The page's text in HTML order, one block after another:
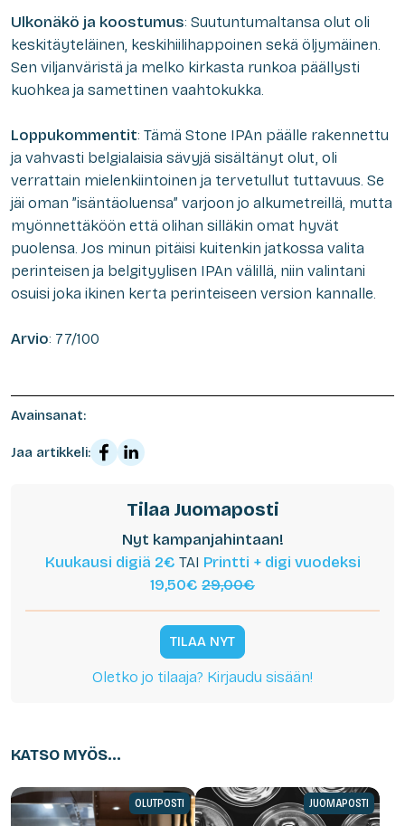
Ulkonäkö ja koostumus: Suutuntumaltansa olut oli
keskitäyteläinen, keskihiilihappoinen sekä öljymäinen.
Sen viljanväristä ja melko kirkasta runkoa päällysti
kuohkea ja samettinen vaahtokukka.
Loppukommentit: Tämä Stone IPAn päälle rakennettu
ja vahvasti belgialaisia sävyjä sisältänyt olut, oli
verrattain mielenkiintoinen ja tervetullut tuttavuus. Se
jäi oman ”isäntäoluensa” varjoon jo alkumetreillä, mutta
myönnettäköön että olihan silläkin omat hyvät
puolensa. Jos minun pitäisi kuitenkin jatkossa valita
perinteisen ja belgityylisen IPAn välillä, niin valintani
osuisi joka ikinen kerta perinteiseen version kannalle.
Arvio: 77/100
Avainsanat:
Jaa artikkeli:
Tilaa Juomaposti
Nyt kampanjahintaan!
Kuukausi digiä 2€ TAI Printti + digi vuodeksi
19,50€ 29,00€
TILAA NYT
Oletko jo tilaaja? Kirjaudu sisään!
KATSO MYÖS...
OLUTPOSTI JUOMAPOSTI